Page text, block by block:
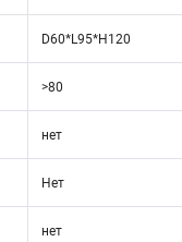
D60*L95*H120
>80
нет
Нет
нет